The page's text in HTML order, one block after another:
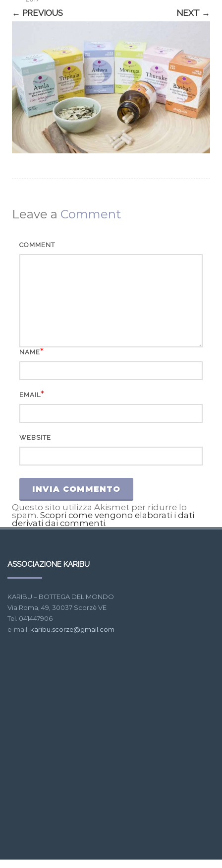
← PREVIOUS NEXT →
Leave a Comment
COMMENT
NAME*
EMAIL*
WEBSITE
Questo sito utilizza Akismet per ridurre lo
spam. Scopri come vengono elaborati i dati
derivati dai commenti.
ASSOCIAZIONE KARIBU
KARIBU – BOTTEGA DEL MONDO
Via Roma, 49, 30037 Scorzè VE
Tel. 041447906
e-mail: karibu.scorze@gmail.com